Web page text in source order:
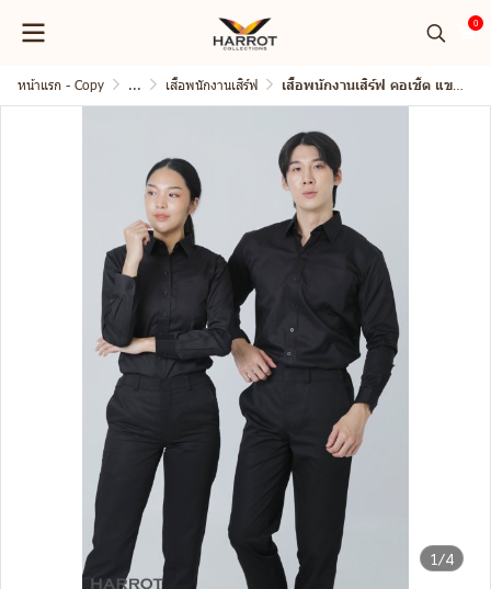
0
หน้าแรก - Copy ... เสื้อพนักงานเสิร์ฟ เสื้อพนักงานเสิร์ฟ คอเชิ้ต แขนยาว
1/4